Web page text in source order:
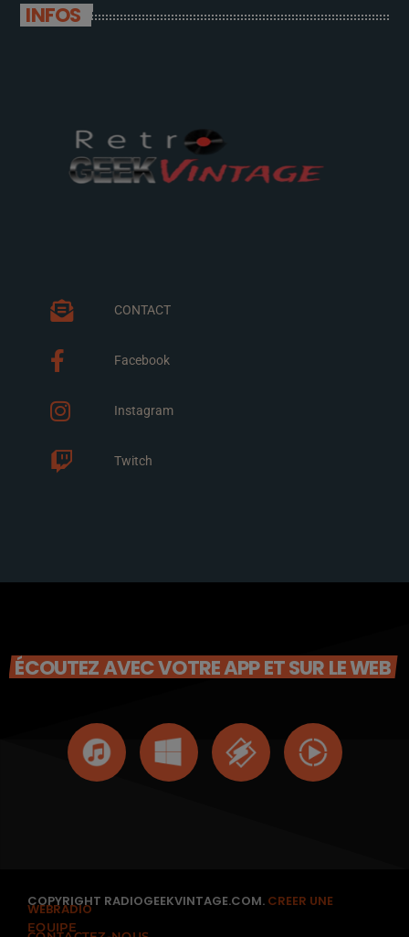
INFOS
CONTACT
Facebook
Instagram
Twitch
ÉCOUTEZ AVEC VOTRE APP ET SUR LE WEB
COPYRIGHT RADIOGEEKVINTAGE.COM. CREER UNE
WEBRADIO
EQUIPE